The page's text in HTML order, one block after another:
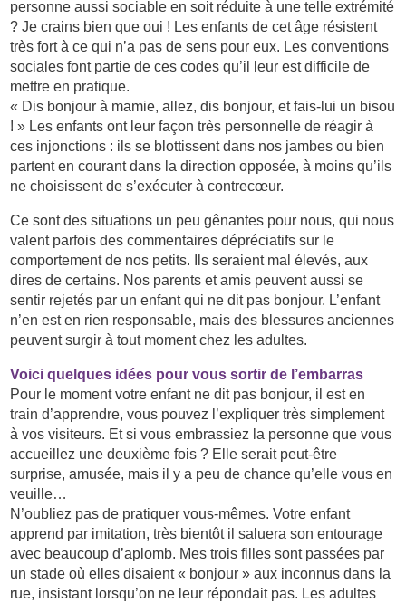
personne aussi sociable en soit réduite à une telle extrémité
? Je crains bien que oui ! Les enfants de cet âge résistent
très fort à ce qui n’a pas de sens pour eux. Les conventions
sociales font partie de ces codes qu’il leur est difficile de
mettre en pratique.
« Dis bonjour à mamie, allez, dis bonjour, et fais-lui un bisou
! » Les enfants ont leur façon très personnelle de réagir à
ces injonctions : ils se blottissent dans nos jambes ou bien
partent en courant dans la direction opposée, à moins qu’ils
ne choisissent de s’exécuter à contrecœur.
Ce sont des situations un peu gênantes pour nous, qui nous
valent parfois des commentaires dépréciatifs sur le
comportement de nos petits. Ils seraient mal élevés, aux
dires de certains. Nos parents et amis peuvent aussi se
sentir rejetés par un enfant qui ne dit pas bonjour. L’enfant
n’en est en rien responsable, mais des blessures anciennes
peuvent surgir à tout moment chez les adultes.
Voici quelques idées pour vous sortir de l’embarras
Pour le moment votre enfant ne dit pas bonjour, il est en
train d’apprendre, vous pouvez l’expliquer très simplement
à vos visiteurs. Et si vous embrassiez la personne que vous
accueillez une deuxième fois ? Elle serait peut-être
surprise, amusée, mais il y a peu de chance qu’elle vous en
veuille…
N’oubliez pas de pratiquer vous-mêmes. Votre enfant
apprend par imitation, très bientôt il saluera son entourage
avec beaucoup d’aplomb. Mes trois filles sont passées par
un stade où elles disaient « bonjour » aux inconnus dans la
rue, insistant lorsqu’on ne leur répondait pas. Les adultes